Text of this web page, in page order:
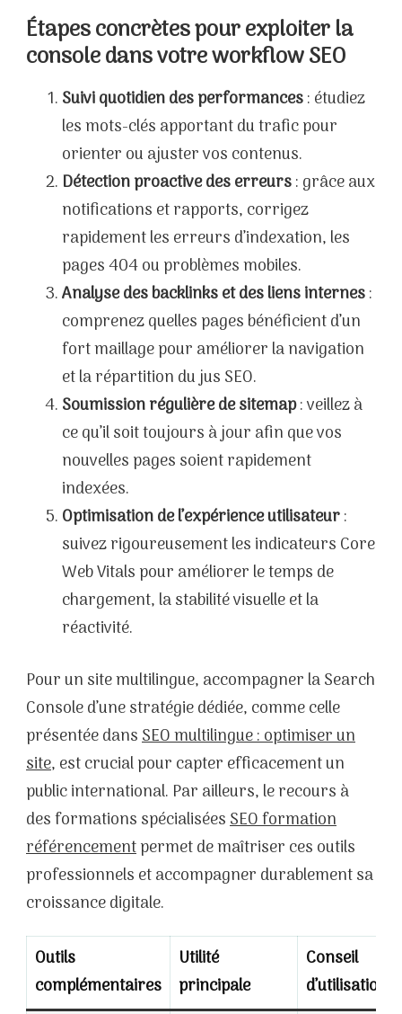
Étapes concrètes pour exploiter la
console dans votre workflow SEO
Suivi quotidien des performances: étudiez
les mots-clés apportant du trafic pour
orienter ou ajuster vos contenus.
Détection proactive des erreurs: grâce aux
notifications et rapports, corrigez
rapidement les erreurs d’indexation, les
pages 404 ou problèmes mobiles.
Analyse des backlinks et des liens internes:
comprenez quelles pages bénéficient d’un
fort maillage pour améliorer la navigation
et la répartition du jus SEO.
Soumission régulière de sitemap: veillez à
ce qu’il soit toujours à jour afin que vos
nouvelles pages soient rapidement
indexées.
Optimisation de l’expérience utilisateur:
suivez rigoureusement les indicateurs Core
Web Vitals pour améliorer le temps de
chargement, la stabilité visuelle et la
réactivité.
Pour un site multilingue, accompagner la Search
Console d’une stratégie dédiée, comme celle
présentée dansSEO multilingue : optimiser un
site, est crucial pour capter efficacement un
public international. Par ailleurs, le recours à
des formations spécialiséesSEO formation
référencementpermet de maîtriser ces outils
professionnels et accompagner durablement sa
croissance digitale.
Outils
complémentaires
Utilité
principale
Conseil
d’utilisation